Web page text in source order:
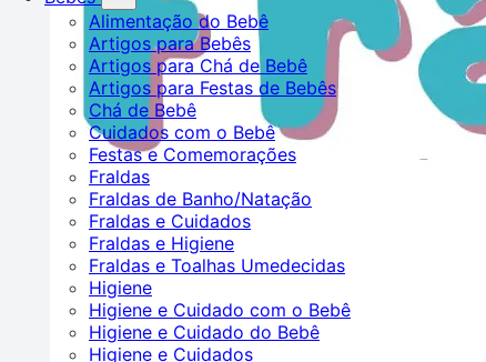
Alimentação do Bebê
Artigos para Bebês
Artigos para Chá de Bebê
Artigos para Festas de Bebês
Chá de Bebê
Cuidados com o Bebê
Festas e Comemorações
Fraldas
Fraldas de Banho/Natação
Fraldas e Cuidados
Fraldas e Higiene
Fraldas e Toalhas Umedecidas
Higiene
Higiene e Cuidado com o Bebê
Higiene e Cuidado do Bebê
Higiene e Cuidados